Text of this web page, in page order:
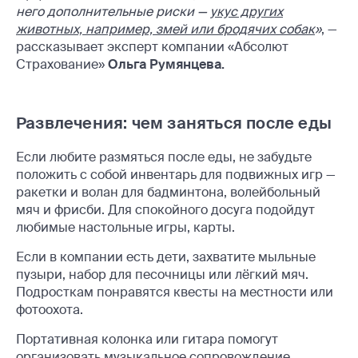
него дополнительные риски — укус других
животных, например, змей или бродячих собак», —
рассказывает эксперт компании «Абсолют
Страхование»Ольга Румянцева.
Развлечения: чем заняться после еды
Если любите размяться после еды, не забудьте
положить с собой инвентарь для подвижных игр —
ракетки и волан для бадминтона, волейбольный
мяч и фрисби. Для спокойного досуга подойдут
любимые настольные игры, карты.
Если в компании есть дети, захватите мыльные
пузыри, набор для песочницы или лёгкий мяч.
Подросткам понравятся квесты на местности или
фотоохота.
Портативная колонка или гитара помогут